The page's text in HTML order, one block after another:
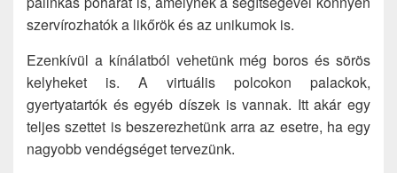
szervírozhatók a likőrök és az unikumok is.
Ezenkívül a kínálatból vehetünk még boros és sörös
kelyheket is. A virtuális polcokon palackok,
gyertyatartók és egyéb díszek is vannak. Itt akár egy
teljes szettet is beszerezhetünk arra az esetre, ha egy
nagyobb vendégséget tervezünk.